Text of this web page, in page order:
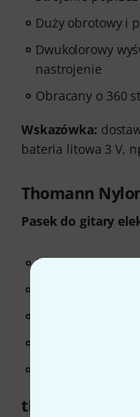
Duży obrotowy i
Dwukolorowy
nastrojenie
Obracany o 360
Wskazówka:
bateria litowa 3 V,
Thomann
Pasek do gitary
Materiał: Nylon
Końcówki
the sssnake